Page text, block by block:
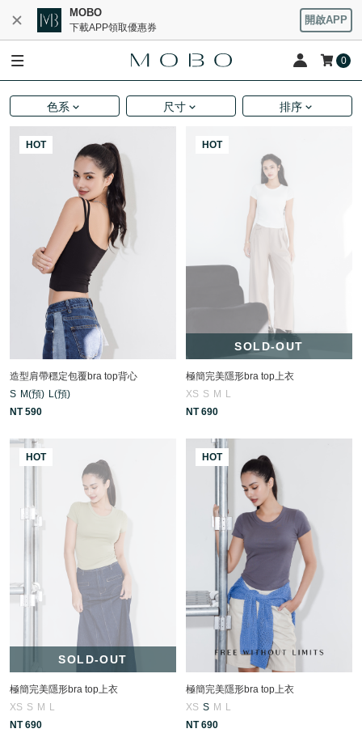
MOBO
下載APP領取優惠券
開啟APP
0
色系 尺寸 排序
HOT
造型肩帶穩定包覆bra top背心
S M(預) L(預)
NT 590
SOLD-OUT
HOT
極簡完美隱形bra top上衣
XS S M
L
NT 690
SOLD-OUT
HOT
極簡完美隱形bra top上衣
XS S M L
NT 690
HOT
極簡完美隱形bra top上衣
XS S M L
NT 690